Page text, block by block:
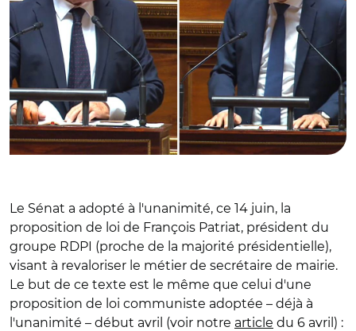
Le Sénat a adopté à l'unanimité, ce 14 juin, la
proposition de loi de François Patriat, président du
groupe RDPI (proche de la majorité présidentielle),
visant à revaloriser le métier de secrétaire de mairie.
Le but de ce texte est le même que celui d'une
proposition de loi communiste adoptée – déjà à
l'unanimité – début avril (voir notre article du 6 avril) :